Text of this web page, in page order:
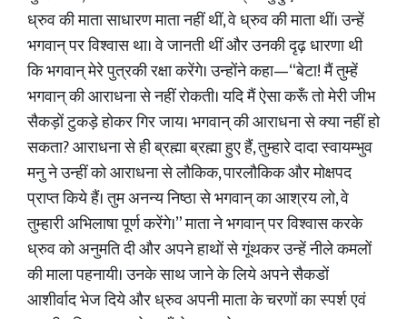
ध्रुव की माता साधारण माता नहीं थीं, वे ध्रुव की माता थीं। उन्हें
भगवान् पर विश्वास था। वे जानती थीं और उनकी दृढ़ धारणा थी
कि भगवान् मेरे पुत्रकी रक्षा करेंगे। उन्होंने कहा—“बेटा! मैं तुम्हें
भगवान्‌ की आराधना से नहीं रोकती। यदि मैं ऐसा करूँ तो मेरी जीभ
सैकड़ों टुकड़े होकर गिर जाय। भगवान्‌ की आराधना से क्या नहीं हो
सकता? आराधना से ही ब्रह्मा ब्रह्मा हुए हैं, तुम्हारे दादा स्वायम्भुव
मनु ने उन्हीं को आराधना से लौकिक, पारलौकिक और मोक्षपद
प्राप्त किये हैं। तुम अनन्य निष्ठा से भगवान् का आश्रय लो, वे
तुम्हारी अभिलाषा पूर्ण करेंगे।” माता ने भगवान् पर विश्वास करके
ध्रुव को अनुमति दी और अपने हाथों से गूंथकर उन्हें नीले कमलों
की माला पहनायी। उनके साथ जाने के लिये अपने सैकडों
आशीर्वाद भेज दिये और ध्रुव अपनी माता के चरणों का स्पर्श एवं